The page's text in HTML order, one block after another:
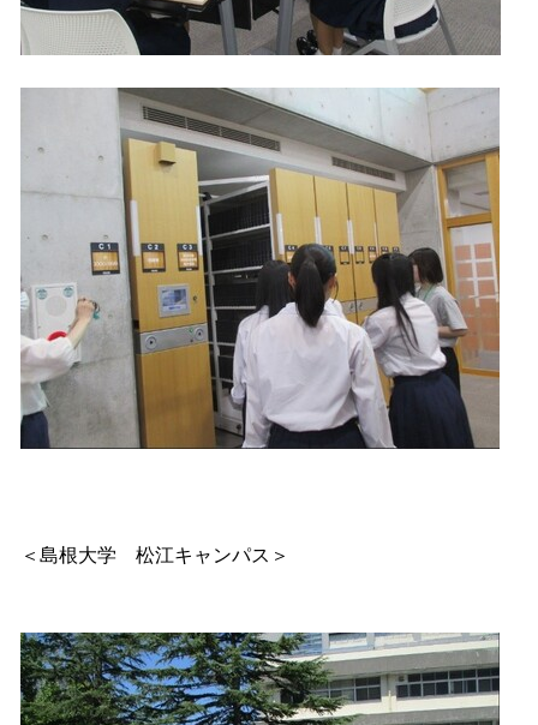
＜島根大学 松江キャンパス＞